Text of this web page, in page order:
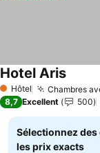
1 Étoiles
Hôtel Chambres
Hotel Aris
8,7 Excellent 500
Sélectionnez
les prix exacts